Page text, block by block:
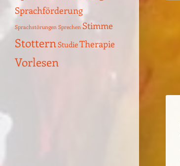
Sprachentwicklung
Sprachförderung
Sprachstörungen
Stottern